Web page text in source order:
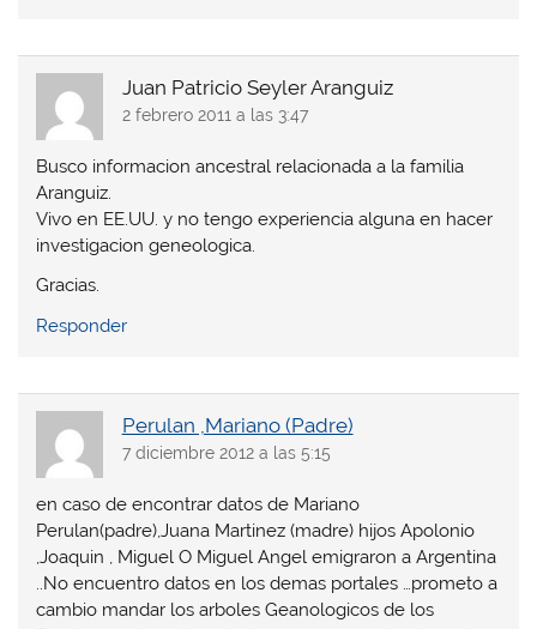
Juan Patricio Seyler Aranguiz
2 febrero 2011 a las 3:47
Busco informacion ancestral relacionada a la familia
Aranguiz.
Vivo en EE.UU. y no tengo experiencia alguna en hacer
investigacion geneologica.
Gracias.
Responder
Perulan ,Mariano (Padre)
7 diciembre 2012 a las 5:15
en caso de encontrar datos de Mariano
Perulan(padre),Juana Martinez (madre) hijos Apolonio
,Joaquin , Miguel O Miguel Angel emigraron a Argentina
..No encuentro datos en los demas portales …prometo a
cambio mandar los arboles Geanologicos de los